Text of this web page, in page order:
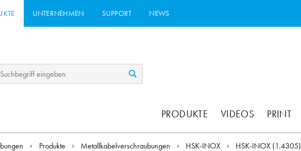
UNTERNEHMEN SUPPORT NEWS
PRODUKTE VIDEOS PRINT
Produkte Metallkabelverschraubungen HSK-INOX HSK-INOX (1.4305)